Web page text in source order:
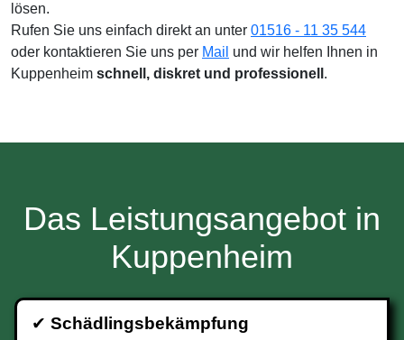
lösen.
Rufen Sie uns einfach direkt an unter 01516 - 11 35 544
oder kontaktieren Sie uns per Mail und wir helfen Ihnen in
Kuppenheim schnell, diskret und professionell .
Das Leistungsangebot in
Kuppenheim
✔ Schädlingsbekämpfung